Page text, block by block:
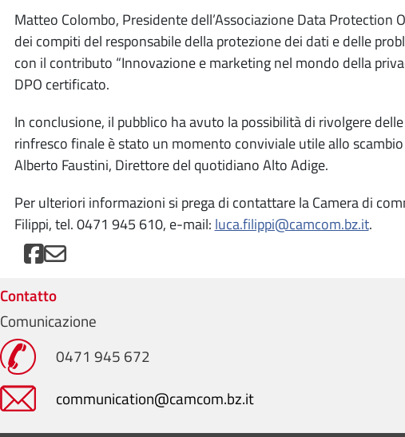
Matteo Colombo, Presidente dell’Associazione Data Protection
dei compiti del responsabile della protezione dei dati e delle
con il contributo “Innovazione e marketing nel mondo della
DPO certificato.
In conclusione, il pubblico ha avuto la possibilità di rivolgere
rinfresco finale è stato un momento conviviale utile allo
Alberto Faustini, Direttore del quotidiano Alto Adige.
Per ulteriori informazioni si prega di contattare la Camera di
Filippi, tel. 0471 945 610, e-mail: luca.filippi@camcom.bz.it.
Contatto
Comunicazione
0471 945 672
communication@camcom.bz.it